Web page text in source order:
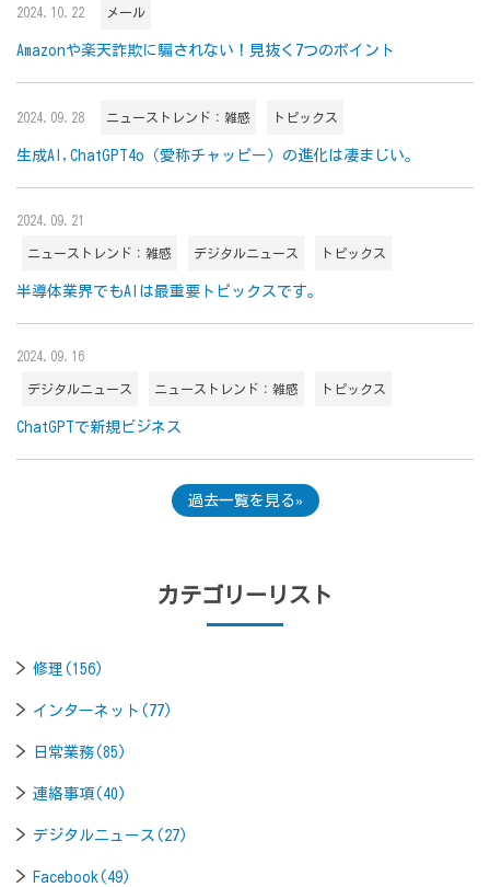
2024.10.22 メール
Amazonや楽天詐欺に騙されない！見抜く7つのポイント
2024.09.28 ニューストレンド：雑感 トピックス
生成AI,ChatGPT4o（愛称チャッピー）の進化は凄まじい。
2024.09.21
ニューストレンド：雑感 デジタルニュース トピックス
半導体業界でもAIは最重要トピックスです。
2024.09.16
デジタルニュース ニューストレンド：雑感 トピックス
ChatGPTで新規ビジネス
過去一覧を見る
カテゴリーリスト
修理(156)
インターネット(77)
日常業務(85)
連絡事項(40)
デジタルニュース(27)
Facebook(49)